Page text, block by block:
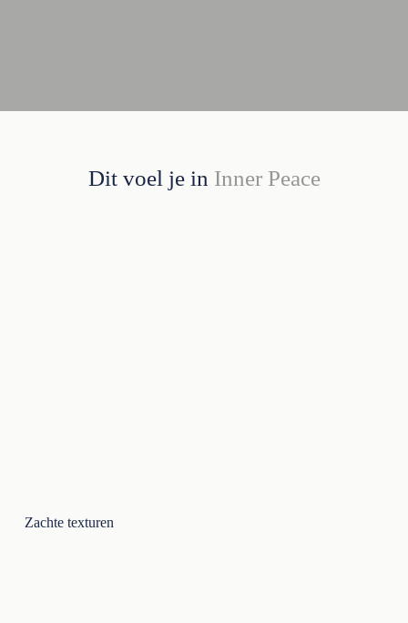
Dit voel je in Inner Peace
Zachte texturen